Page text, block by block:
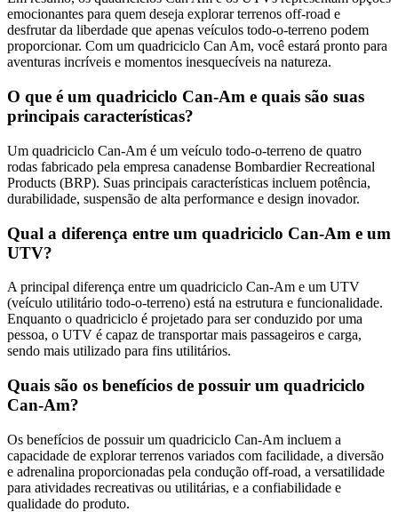
emocionantes para quem deseja explorar terrenos off-road e
desfrutar da liberdade que apenas veículos todo-o-terreno podem
proporcionar. Com um quadriciclo Can Am, você estará pronto para
aventuras incríveis e momentos inesquecíveis na natureza.
O que é um quadriciclo Can-Am e quais são suas
principais características?
Um quadriciclo Can-Am é um veículo todo-o-terreno de quatro
rodas fabricado pela empresa canadense Bombardier Recreational
Products (BRP). Suas principais características incluem potência,
durabilidade, suspensão de alta performance e design inovador.
Qual a diferença entre um quadriciclo Can-Am e um
UTV?
A principal diferença entre um quadriciclo Can-Am e um UTV
(veículo utilitário todo-o-terreno) está na estrutura e funcionalidade.
Enquanto o quadriciclo é projetado para ser conduzido por uma
pessoa, o UTV é capaz de transportar mais passageiros e carga,
sendo mais utilizado para fins utilitários.
Quais são os benefícios de possuir um quadriciclo
Can-Am?
Os benefícios de possuir um quadriciclo Can-Am incluem a
capacidade de explorar terrenos variados com facilidade, a diversão
e adrenalina proporcionadas pela condução off-road, a versatilidade
para atividades recreativas ou utilitárias, e a confiabilidade e
qualidade do produto.